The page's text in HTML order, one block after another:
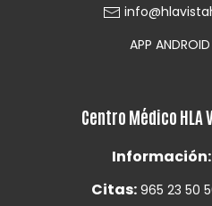
APP ANDROID
Centro Médico HLA
Información:
Citas: 965 23 50